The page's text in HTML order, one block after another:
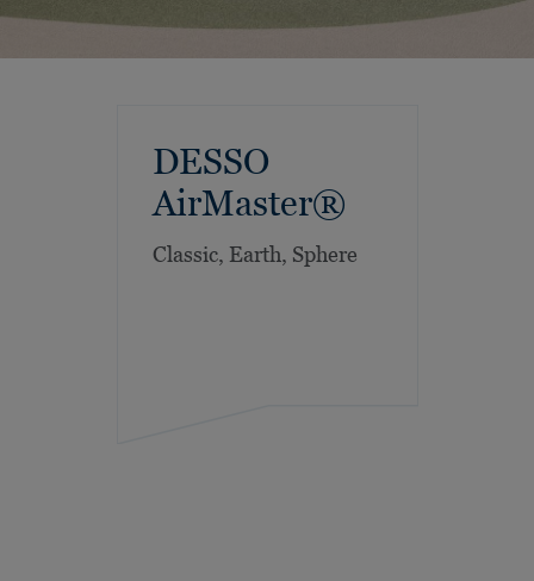
DESSO
AirMaster®
Classic, Earth, Sphere